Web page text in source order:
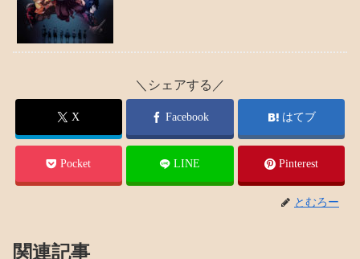
＼シェアする／
X Facebook はてブ
Pocket LINE Pinterest
とむろー
関連記事